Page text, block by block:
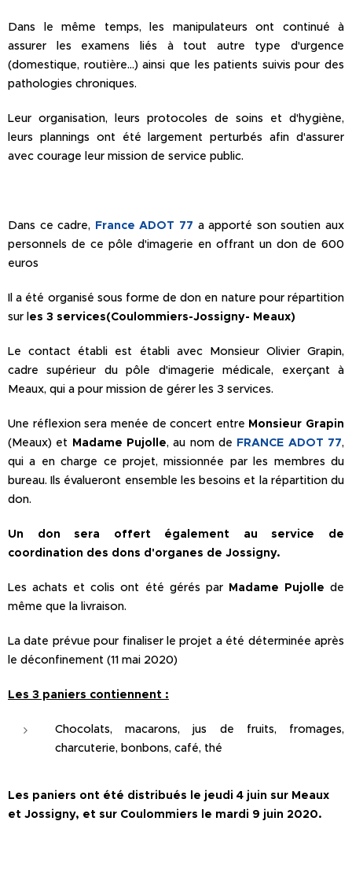
Dans le même temps, les manipulateurs ont continué à
assurer les examens liés à tout autre type d'urgence
(domestique, routière...) ainsi que les patients suivis pour des
pathologies chroniques.
Leur organisation, leurs protocoles de soins et d'hygiène,
leurs plannings ont été largement perturbés afin d'assurer
avec courage leur mission de service public.
Dans ce cadre, France ADOT 77 a apporté son soutien aux
personnels de ce pôle d'imagerie en offrant un don de 600
euros
Il a été organisé sous forme de don en nature pour répartition
sur les 3 services(Coulommiers-Jossigny- Meaux)
Le contact établi est établi avec Monsieur Olivier Grapin,
cadre supérieur du pôle d'imagerie médicale, exerçant à
Meaux, qui a pour mission de gérer les 3 services.
Une réflexion sera menée de concert entre Monsieur Grapin
(Meaux) et Madame Pujolle, au nom de FRANCE ADOT 77,
qui a en charge ce projet, missionnée par les membres du
bureau. Ils évalueront ensemble les besoins et la répartition du
don.
Un don sera offert également au service de
coordination des dons d'organes de Jossigny.
Les achats et colis ont été gérés par Madame Pujolle de
même que la livraison.
La date prévue pour finaliser le projet a été déterminée après
le déconfinement (11 mai 2020)
Les 3 paniers contiennent :
Chocolats, macarons, jus de fruits, fromages,
charcuterie, bonbons, café, thé
Les paniers ont été distribués le jeudi 4 juin sur Meaux
et Jossigny, et sur Coulommiers le mardi 9 juin 2020.